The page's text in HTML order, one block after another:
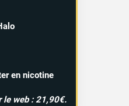
en nicotine
le web : 21,90€.